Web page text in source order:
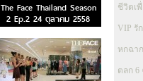
The Face Thailand Season
2 Ep.2 24 ตุลาคม 2558
ชีวิตเ
VIP รั
หกฉา
ตลก 6